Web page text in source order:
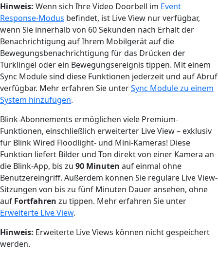
Hinweis: Wenn sich Ihre Video Doorbell im Event
Response-Modus befindet, ist Live View nur verfügbar,
wenn Sie innerhalb von 60 Sekunden nach Erhalt der
Benachrichtigung auf Ihrem Mobilgerät auf die
Bewegungsbenachrichtigung für das Drücken der
Türklingel oder ein Bewegungsereignis tippen. Mit einem
Sync Module sind diese Funktionen jederzeit und auf Abruf
verfügbar. Mehr erfahren Sie unterSync Module zu einem
System hinzufügen.
Blink-Abonnements ermöglichen viele Premium-
Funktionen, einschließlich erweiterter Live View – exklusiv
für Blink Wired Floodlight- und Mini-Kameras! Diese
Funktion liefert Bilder und Ton direkt von einer Kamera an
die Blink-App, bis zu 90 Minuten auf einmal ohne
Benutzereingriff. Außerdem können Sie reguläre Live View-
Sitzungen von bis zu fünf Minuten Dauer ansehen, ohne
auf Fortfahren zu tippen. Mehr erfahren Sie unter
Erweiterte Live View.
Hinweis: Erweiterte Live Views können nicht gespeichert
werden.